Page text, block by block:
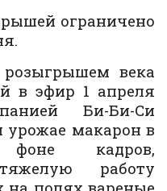
ограничено
века
в эфир 1 апреля
Би-Би-Си
урожае макарон в
кадров,
работу